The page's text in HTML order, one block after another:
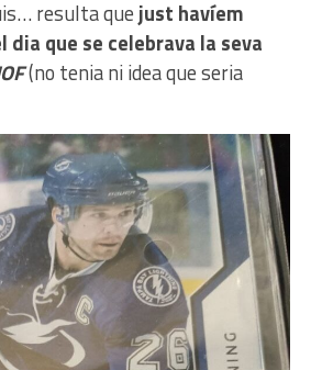
resulta quejust havíem
que se celebrava la seva
(no tenia ni idea que seria